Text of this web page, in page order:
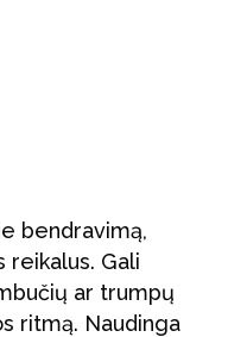
bendravimą,
reikalus. Gali
ar trumpų
ritmą. Naudinga